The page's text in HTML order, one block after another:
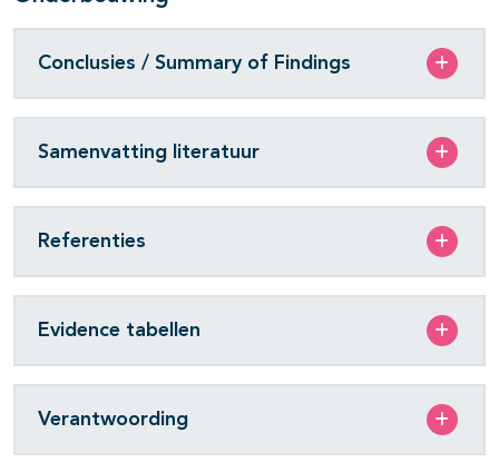
Conclusies / Summary of Findings
Samenvatting literatuur
Referenties
Evidence tabellen
Verantwoording